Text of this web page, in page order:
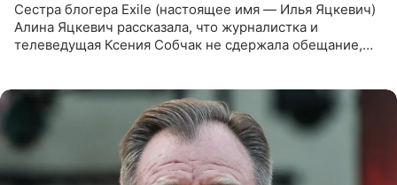
Сестра блогера Exile (настоящее имя — Илья Яцкевич)
Алина Яцкевич рассказала, что журналистка и
телеведущая Ксения Собчак не сдержала обещание,